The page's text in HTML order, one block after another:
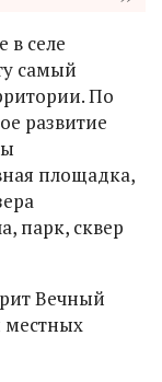
в селе
самый
По
развитие
площадка,
парк, сквер
Вечный
местных